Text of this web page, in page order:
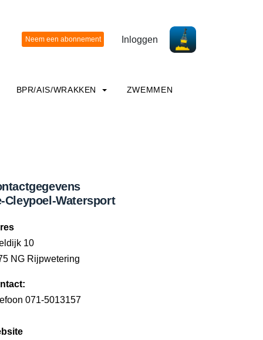
Inloggen
BPR/AIS/WRAKKEN ZWEMMEN
Cleypoel-Watersport
10
NG Rijpwetering
071-5013157